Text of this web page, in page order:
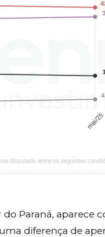
Paraná, aparece
uma diferença de